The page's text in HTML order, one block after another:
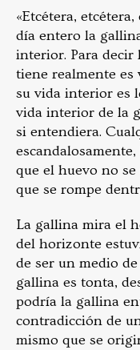
«Etcétera,
día entero la
interior. Para decir
tiene realmente
su vida interior es
vida interior de la
si entendiera.
que el huevo no
que se rompe
La gallina mira el
del horizonte
de ser un medio
gallina es tonta,
podría la gallina
contradicción de
mismo que se